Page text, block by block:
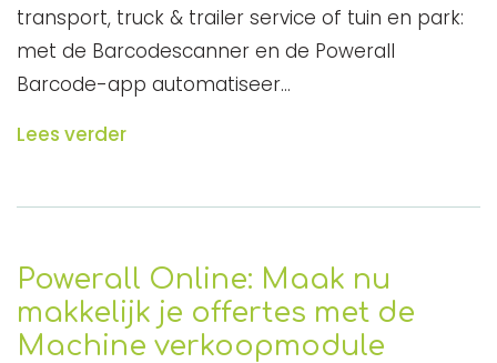
transport, truck & trailer service of tuin en park:
met de Barcodescanner en de Powerall
Barcode-app automatiseer…
Lees verder
Powerall Online: Maak nu
makkelijk je offertes met de
Machine verkoopmodule